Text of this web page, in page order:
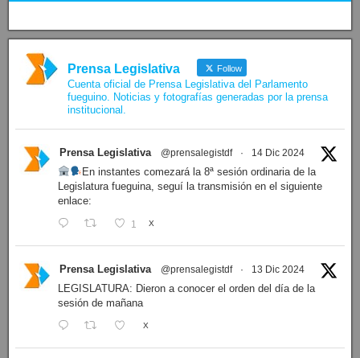
Prensa Legislativa Follow
Cuenta oficial de Prensa Legislativa del Parlamento
fueguino. Noticias y fotografías generadas por la prensa
institucional.
Prensa Legislativa @prensalegistdf · 14 Dic 2024
En instantes comezará la 8ª sesión ordinaria de la
Legislatura fueguina, seguí la transmisión en el siguiente
enlace:
1 X
Prensa Legislativa @prensalegistdf · 13 Dic 2024
LEGISLATURA: Dieron a conocer el orden del día de la
sesión de mañana
X